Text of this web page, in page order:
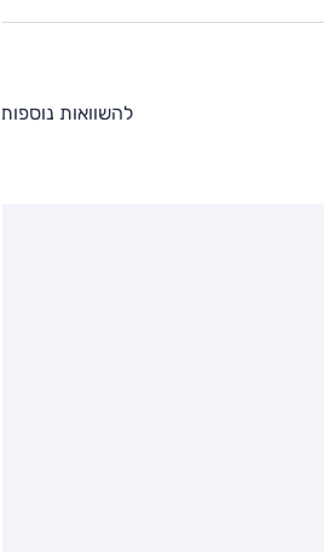
להשוואות נוספות